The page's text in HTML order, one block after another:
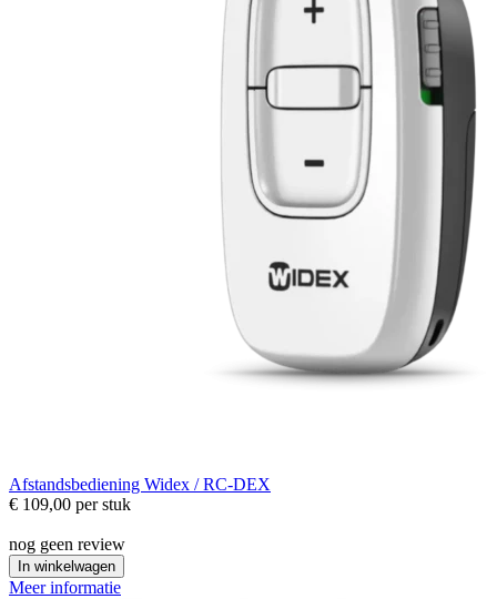
Afstandsbediening Widex / RC-DEX
€ 109,00 per stuk
nog geen review
In winkelwagen
Meer informatie